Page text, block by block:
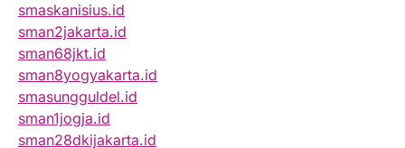
smaskanisius.id
sman2jakarta.id
sman68jkt.id
sman8yogyakarta.id
smasungguldel.id
sman1jogja.id
sman28dkijakarta.id